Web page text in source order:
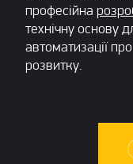
професійна
технічну основу
автоматизації
розвитку.